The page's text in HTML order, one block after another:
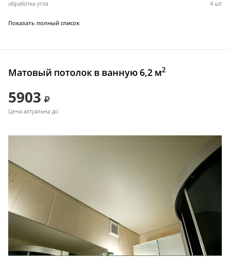
обработка угла 4 шт
Показать полный список
Матовый потолок в ванную 6,2 м2
5903
Цена актуальна до